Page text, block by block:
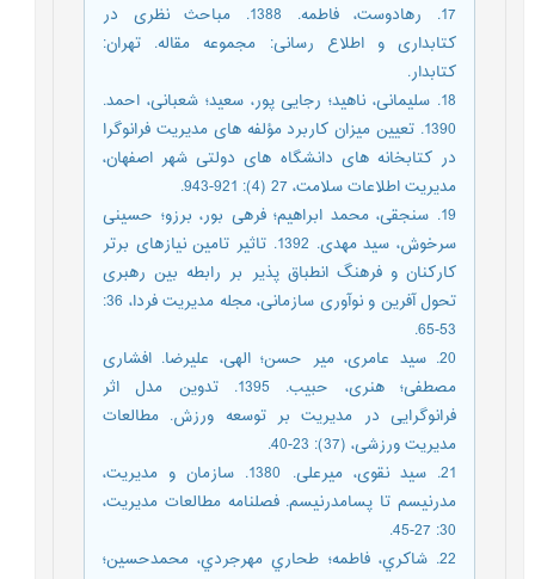
17. رهادوست، فاطمه. 1388. مباحث نظری در
کتابداری و اطلاع رسانی: مجموعه مقاله. تهران:
کتابدار.
18. سلیمانی، ناهید؛ رجایی پور، سعید؛ شعبانی، احمد.
1390. تعیین میزان کاربرد مؤلفه های مدیریت فرانوگرا
در کتابخانه های دانشگاه های دولتی شهر اصفهان،
مدیریت اطلاعات سلامت، 27 (4): 921-943.
19. سنجقی، محمد ابراهیم؛ فرهی بور، برزو؛ حسینی
سرخوش، سید مهدی. 1392. تاثیر تامین نیازهای برتر
کارکنان و فرهنگ انطباق پذیر بر رابطه بین رهبری
تحول آفرین و نوآوری سازمانی، مجله مدیریت فردا، 36:
53-65.
20. سید عامری، میر حسن؛ الهی، علیرضا. افشاری
مصطفی؛ هنری، حبیب. 1395. تدوین مدل اثر
فرانوگرایی در مدیریت بر توسعه ورزش. مطالعات
مدیریت ورزشی، (37): 23-40.
21. سید نقوی، میرعلی. 1380. سازمان و مدیریت،
مدرنیسم تا پسامدرنیسم. فصلنامه مطالعات مدیریت،
30: 27-45.
22. شاکري، فاطمه؛ طحاري مهرجردي، محمدحسین؛